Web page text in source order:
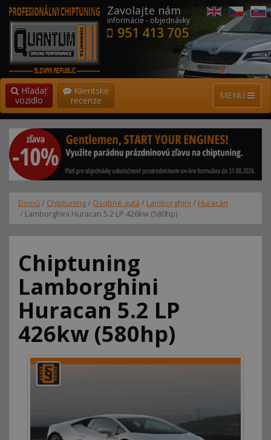
Zavolajte nám
informácie - objednávky
951 413 705
MENU
Hľadať
vozidlo
Klientské
recenze
Domů / Chiptuning/ Osobné autá / Lamborghini / Huracán
/ Lamborghini Huracan 5.2 LP 426kw (580hp)
Chiptuning
Lamborghini
Huracan 5.2 LP
426kw (580hp)